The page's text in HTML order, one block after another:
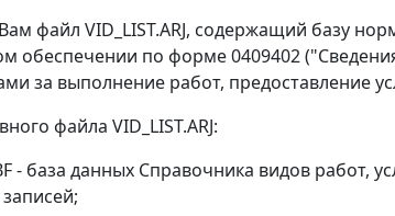
файл VID_LIST.ARJ, содержащий базу
обеспечении по форме 0409402
за выполнение работ, предоставление
файла VID_LIST.ARJ:
- база данных Справочника видов работ,